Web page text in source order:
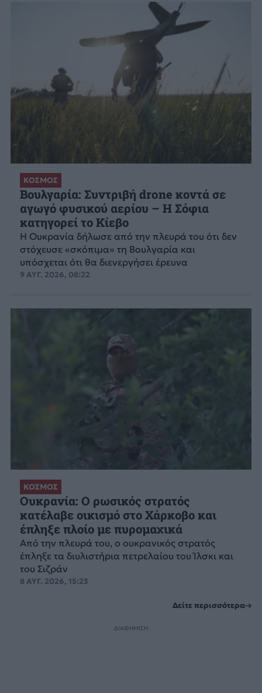
ΚΟΣΜΟΣ
Βουλγαρία: Συντριβή drone κοντά σε
αγωγό φυσικού αερίου – Η Σόφια
κατηγορεί το Κίεβο
Η Ουκρανία δήλωσε από την πλευρά του ότι δεν
στόχευσε «σκόπιμα» τη Βουλγαρία και
υπόσχεται ότι θα διενεργήσει έρευνα
9 ΑΥΓ. 2026, 08:22
ΚΟΣΜΟΣ
Ουκρανία: Ο ρωσικός στρατός
κατέλαβε οικισμό στο Χάρκοβο και
έπληξε πλοίο με πυρομαχικά
Από την πλευρά του, ο ουκρανικός στρατός
έπληξε τα διυλιστήρια πετρελαίου του Ίλσκι και
του Σιζράν
8 ΑΥΓ. 2026, 15:23
Δείτε περισσότερα
ΔΙΑΦΗΜΙΣΗ